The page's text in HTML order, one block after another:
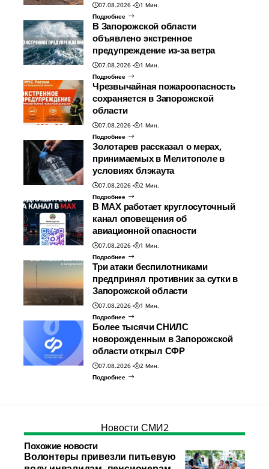
07.08.2026
1 Мин.
Подробнее
В Запорожской области
объявлено экстренное
предупреждение из-за ветра
07.08.2026
1 Мин.
Подробнее
Чрезвычайная пожароопасность
сохраняется в Запорожской
области
07.08.2026
1 Мин.
Подробнее
Золотарев рассказал о мерах,
принимаемых в Мелитополе в
условиях блэкаута
07.08.2026
2 Мин.
Подробнее
В МАХ работает круглосуточный
канал оповещения об
авиационной опасности
07.08.2026
1 Мин.
Подробнее
Три атаки беспилотниками
предпринял противник за сутки в
Запорожской области
07.08.2026
1 Мин.
Подробнее
Более тысячи СНИЛС
новорожденным в Запорожской
области открыл СФР
07.08.2026
2 Мин.
Подробнее
Новости СМИ2
Похожие новости
Волонтеры привезли питьевую